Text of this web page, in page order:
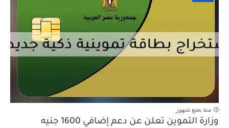
منذ بضع شهور
وزارة التموين تعلن عن دعم إضافي 1600 جنيه